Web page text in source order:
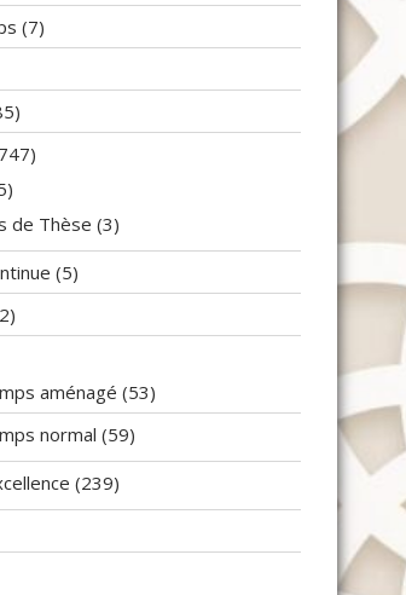
(7)
de Thèse (3)
(5)
aménagé (53)
normal (59)
(239)